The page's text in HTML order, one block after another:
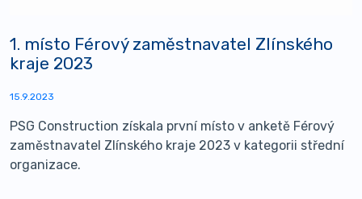
1. místo Férový zaměstnavatel Zlínského
kraje 2023
15.9.2023
PSG Construction získala první místo v anketě Férový
zaměstnavatel Zlínského kraje 2023 v kategorii střední
organizace.